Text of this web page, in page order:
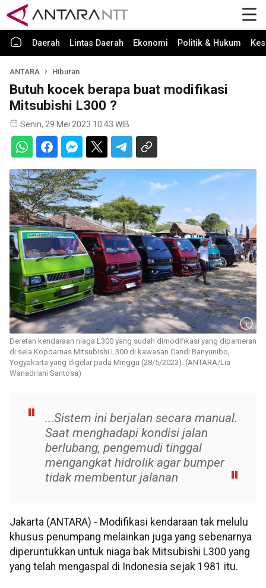
Daerah Lintas Daerah Ekonomi Politik & Hukum
ANTARA Hiburan
Butuh kocek berapa buat modifikasi
Mitsubishi L300 ?
Senin, 29 Mei 2023 10:43 WIB
Deretan kendaraan niaga L300 yang sudah dimodifikasi yang dipameran
di sela Kopdarnas Mitsubishi L300 di kawasan Candi Banyunibo,
Yogyakarta yang digelar pada Minggu (28/5/2023). (ANTARA/Lia
Wanadriani Santosa)
...Sistem ini berjalan secara manual.
Saat menghadapi kondisi jalan
berlubang, pengemudi tinggal
mengangkat hidrolik agar bumper
tidak membentur jalanan
Jakarta (ANTARA) - Modifikasi kendaraan tak melulu
khusus penumpang melainkan juga yang sebenarnya
diperuntukkan untuk niaga bak Mitsubishi L300 yang
yang telah mengaspal di Indonesia sejak 1981 itu.